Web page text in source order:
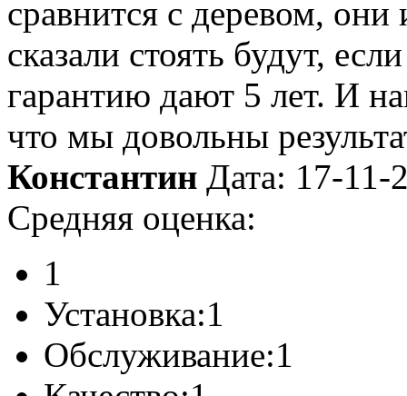
сравнится с деревом,
сказали стоять будут,
гарантию дают 5 лет. И
что мы довольны
Константин Дата: 17-11-
Средняя оценка:
1
Установка:1
Обслуживание:1